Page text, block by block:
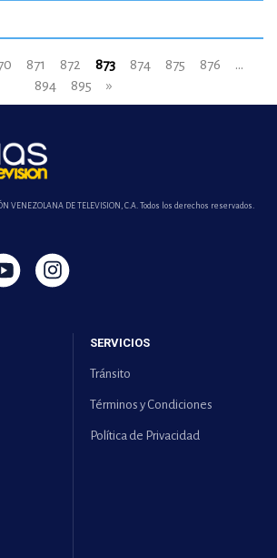
871 872 873 874 875 876
...
894
895 »
VENEZOLANA DE TELEVISION, C.A. Todos los derechos reservados.
SERVICIOS
Tránsito
Términos y Condiciones
Política de Privacidad